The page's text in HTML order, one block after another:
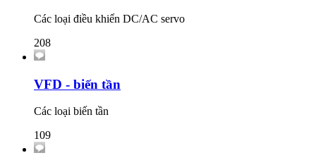
Các loại điều khiển DC/AC servo
208
VFD - biến tần
Các loại biến tần
109